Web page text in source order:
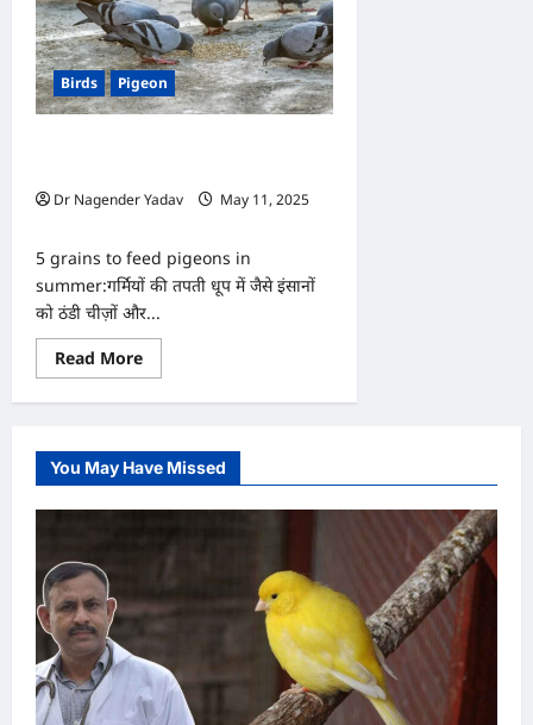
कैसे
रखें
ठंडा
और
तंदरुस्त?
खाने
में
Birds Pigeon
Dr Nagender Yadav
May 11, 2025
5 grains to feed pigeons in
summer:गर्मियों की तपती धूप में जैसे इंसानों
को ठंडी चीज़ों और...
Read MoreRead
more
गर्मियों
को
खाने
में
ज़रूर
स्वास्थ्य
के
लिए
होता
है
अमृत
समान
You May Have Missed